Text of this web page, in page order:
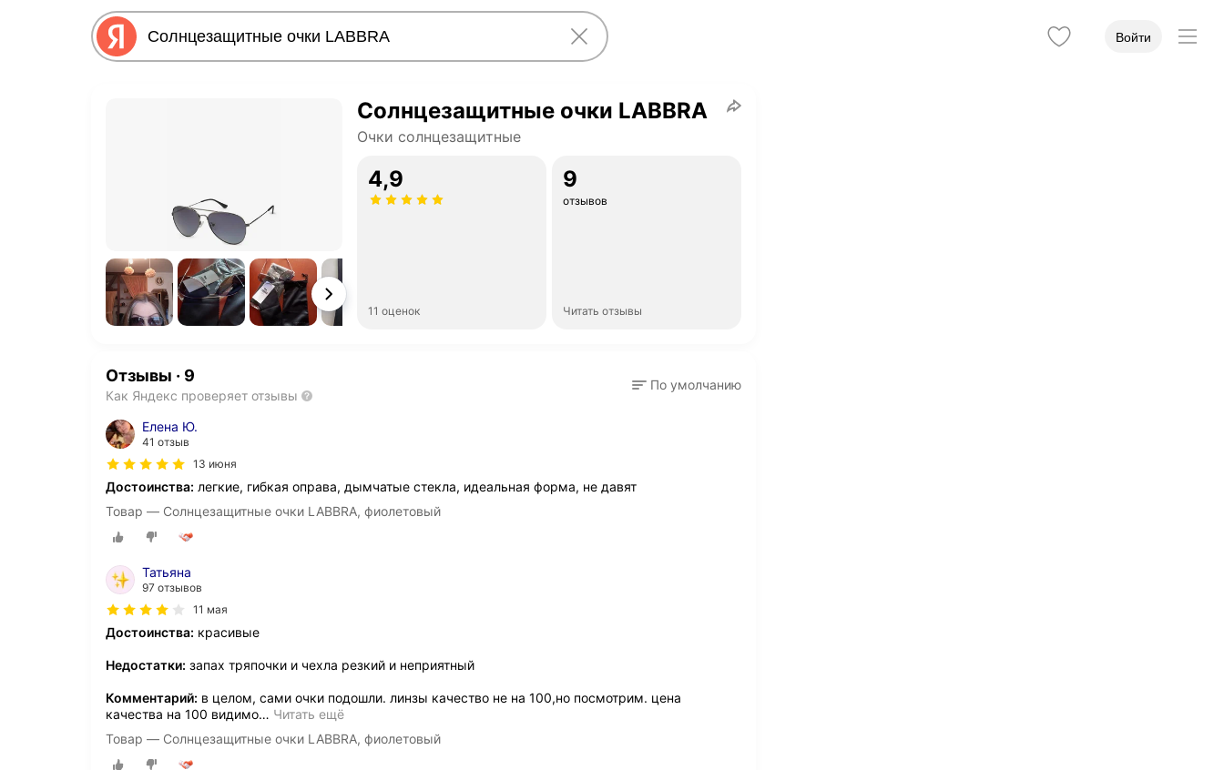
Войти
Солнцезащитные очки LABBRA
Очки солнцезащитные
4,9
11 оценок
9
отзывов
Читать отзывы
Отзывы · 9
Как Яндекс проверяет отзывы
По умолчанию
Елена Ю.
41 отзыв
13 июня
Достоинства: легкие, гибкая оправа, дымчатые стекла, идеальная форма, не давят
Товар — Солнцезащитные очки LABBRA, фиолетовый
Татьяна
97 отзывов
11 мая
Достоинства: красивые
Недостатки: запах тряпочки и чехла резкий и неприятный
Комментарий: в целом, сами очки подошли. линзы качество не на 100,но посмотрим. цена
качества на 100 видимо… Читать ещё
Товар — Солнцезащитные очки LABBRA, фиолетовый